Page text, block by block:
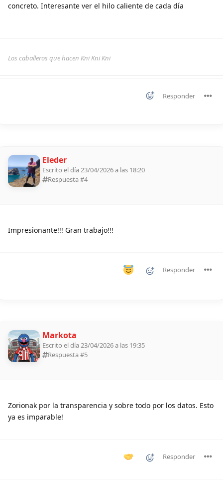
concreto. Interesante ver el hilo caliente de cada día
Los caballeros que hacen Kni Kni Kni
Responder
Eleder
Escrito el día 23/04/2026 a las 18:20
Respuesta #4
Impresionante!!! Gran trabajo!!!
Responder
Markota
Escrito el día 23/04/2026 a las 19:35
Respuesta #5
Zorionak por la transparencia y sobre todo por los datos. Esto
ya es imparable!
Responder